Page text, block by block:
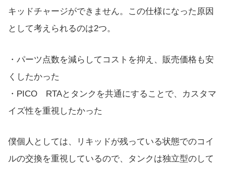
キッドチャージができません。この仕様になった原因
として考えられるのは2つ。
・パーツ点数を減らしてコストを抑え、販売価格も安
くしたかった
・PICO RTAとタンクを共通にすることで、カスタマ
イズ性を重視したかった
僕個人としては、リキッドが残っている状態でのコイ
ルの交換を重視しているので、タンクは独立型のして